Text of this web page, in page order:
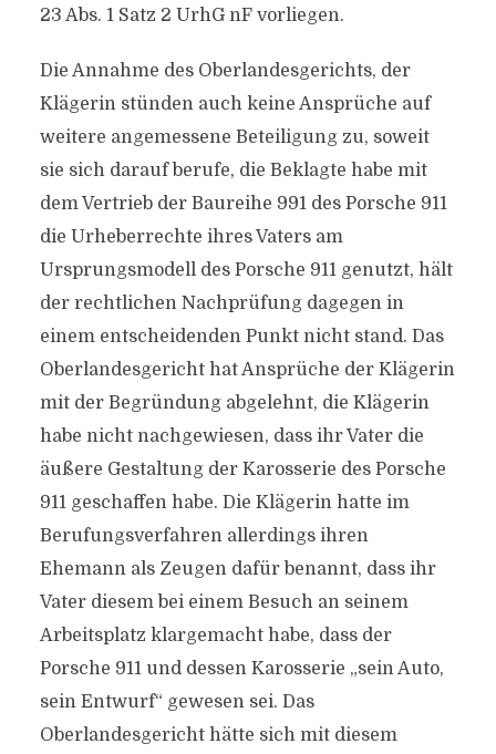
23 Abs. 1 Satz 2 UrhG nF vorliegen.
Die Annahme des Oberlandesgerichts, der
Klägerin stünden auch keine Ansprüche auf
weitere angemessene Beteiligung zu, soweit
sie sich darauf berufe, die Beklagte habe mit
dem Vertrieb der Baureihe 991 des Porsche 911
die Urheberrechte ihres Vaters am
Ursprungsmodell des Porsche 911 genutzt, hält
der rechtlichen Nachprüfung dagegen in
einem entscheidenden Punkt nicht stand. Das
Oberlandesgericht hat Ansprüche der Klägerin
mit der Begründung abgelehnt, die Klägerin
habe nicht nachgewiesen, dass ihr Vater die
äußere Gestaltung der Karosserie des Porsche
911 geschaffen habe. Die Klägerin hatte im
Berufungsverfahren allerdings ihren
Ehemann als Zeugen dafür benannt, dass ihr
Vater diesem bei einem Besuch an seinem
Arbeitsplatz klargemacht habe, dass der
Porsche 911 und dessen Karosserie „sein Auto,
sein Entwurf“ gewesen sei. Das
Oberlandesgericht hätte sich mit diesem